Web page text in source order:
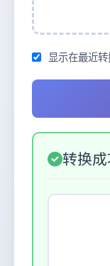
显示在最近
转换